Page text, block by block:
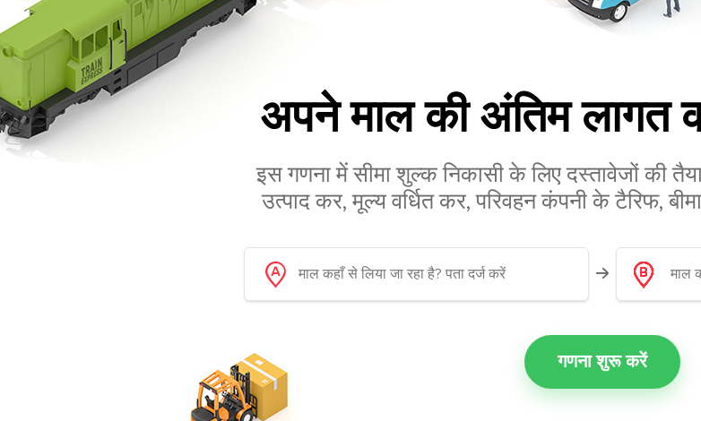
अपने माल की अंतिम लागत
इस गणना में सीमा शुल्क निकासी के लिए दस्तावेजों की
उत्पाद कर, मूल्य वर्धित कर, परिवहन कंपनी के टैरिफ,
गणना शुरू करें